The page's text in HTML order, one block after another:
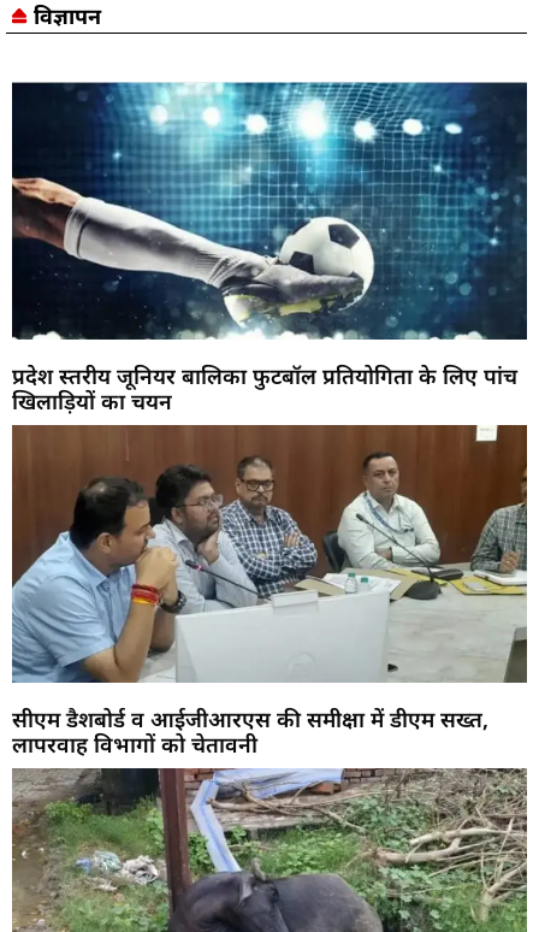
विज्ञापन
प्रदेश स्तरीय जूनियर बालिका फुटबॉल प्रतियोगिता के लिए पांच
खिलाड़ियों का चयन
सीएम डैशबोर्ड व आईजीआरएस की समीक्षा में डीएम सख्त,
लापरवाह विभागों को चेतावनी